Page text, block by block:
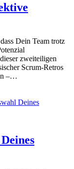
Dein Team trotz
zweiteiligen
Scrum-Retros
–…